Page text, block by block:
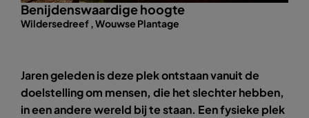
Benijdenswaardige hoogte
Wildersedreef , Wouwse Plantage
Jaren geleden is deze plek ontstaan vanuit de
doelstelling om mensen, die het slechter hebben,
in een andere wereld bij te staan. Een fysieke plek